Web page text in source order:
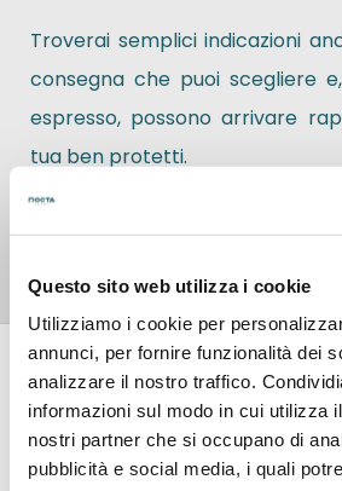
Questo sito web utilizza i cookie
Utilizziamo i cookie per
annunci, per fornire funzionalità dei
analizzare il nostro traffico.
informazioni sul modo in cui utilizza
nostri partner che si occupano di
pubblicità e social media, i quali
Troverai semplici indicazioni
consegna che puoi scegliere
espresso, possono arrivare
tua ben protetti.
Naviga su DoctaPrint e
soluzioni per realizzare i tuoi
Recensioni
FAQ